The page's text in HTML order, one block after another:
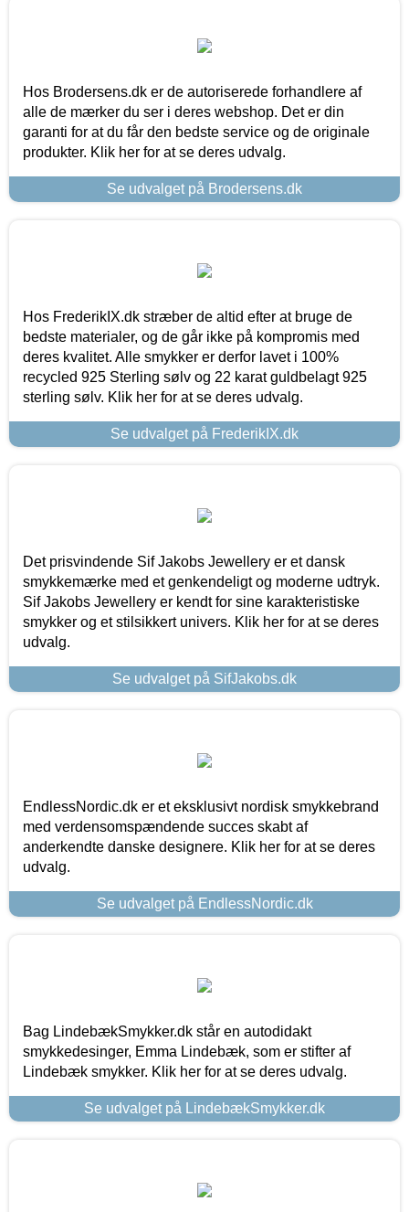
Hos Brodersens.dk er de autoriserede forhandlere af
alle de mærker du ser i deres webshop. Det er din
garanti for at du får den bedste service og de originale
produkter. Klik her for at se deres udvalg.
Se udvalget på Brodersens.dk
Hos FrederikIX.dk stræber de altid efter at bruge de
bedste materialer, og de går ikke på kompromis med
deres kvalitet. Alle smykker er derfor lavet i 100%
recycled 925 Sterling sølv og 22 karat guldbelagt 925
sterling sølv. Klik her for at se deres udvalg.
Se udvalget på FrederikIX.dk
Det prisvindende Sif Jakobs Jewellery er et dansk
smykkemærke med et genkendeligt og moderne udtryk.
Sif Jakobs Jewellery er kendt for sine karakteristiske
smykker og et stilsikkert univers. Klik her for at se deres
udvalg.
Se udvalget på SifJakobs.dk
EndlessNordic.dk er et eksklusivt nordisk smykkebrand
med verdensomspændende succes skabt af
anderkendte danske designere. Klik her for at se deres
udvalg.
Se udvalget på EndlessNordic.dk
Bag LindebækSmykker.dk står en autodidakt
smykkedesinger, Emma Lindebæk, som er stifter af
Lindebæk smykker. Klik her for at se deres udvalg.
Se udvalget på LindebækSmykker.dk